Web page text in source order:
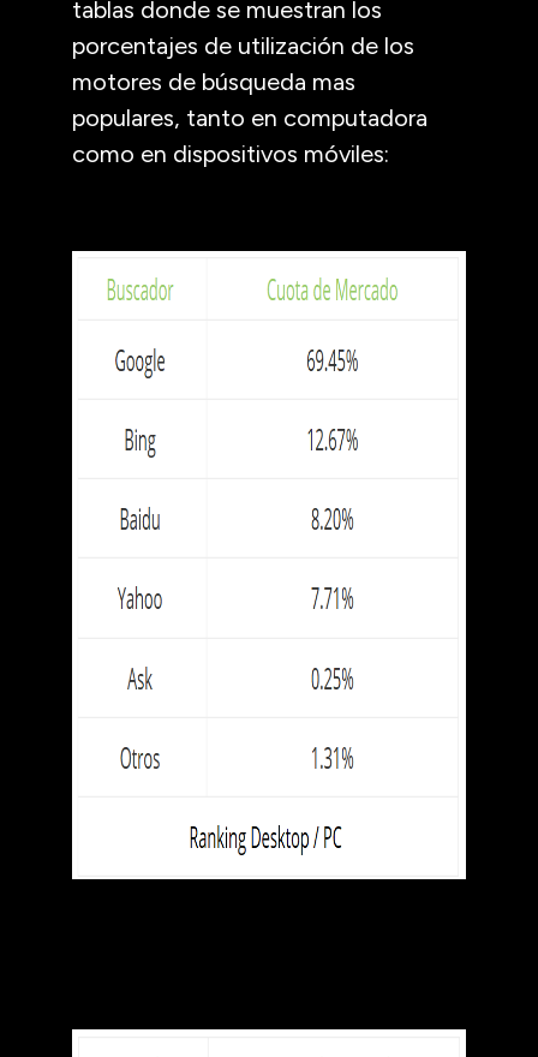
tablas donde se muestran los
porcentajes de utilización de los
motores de búsqueda mas
populares, tanto en computadora
como en dispositivos móviles: